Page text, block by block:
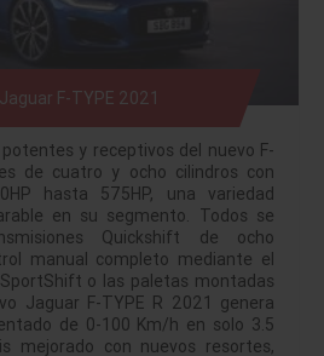
F-TYPE 2021
y receptivos del nuevo F-
de cuatro y ocho cilindros con
hasta 575HP, una variedad
en su segmento. Todos se
Quickshift de ocho
manual completo mediante el
o las paletas montadas
Jaguar F-TYPE R 2021 genera
de 0-100 Km/h en solo 3.5
mejorado con nuevos resortes,